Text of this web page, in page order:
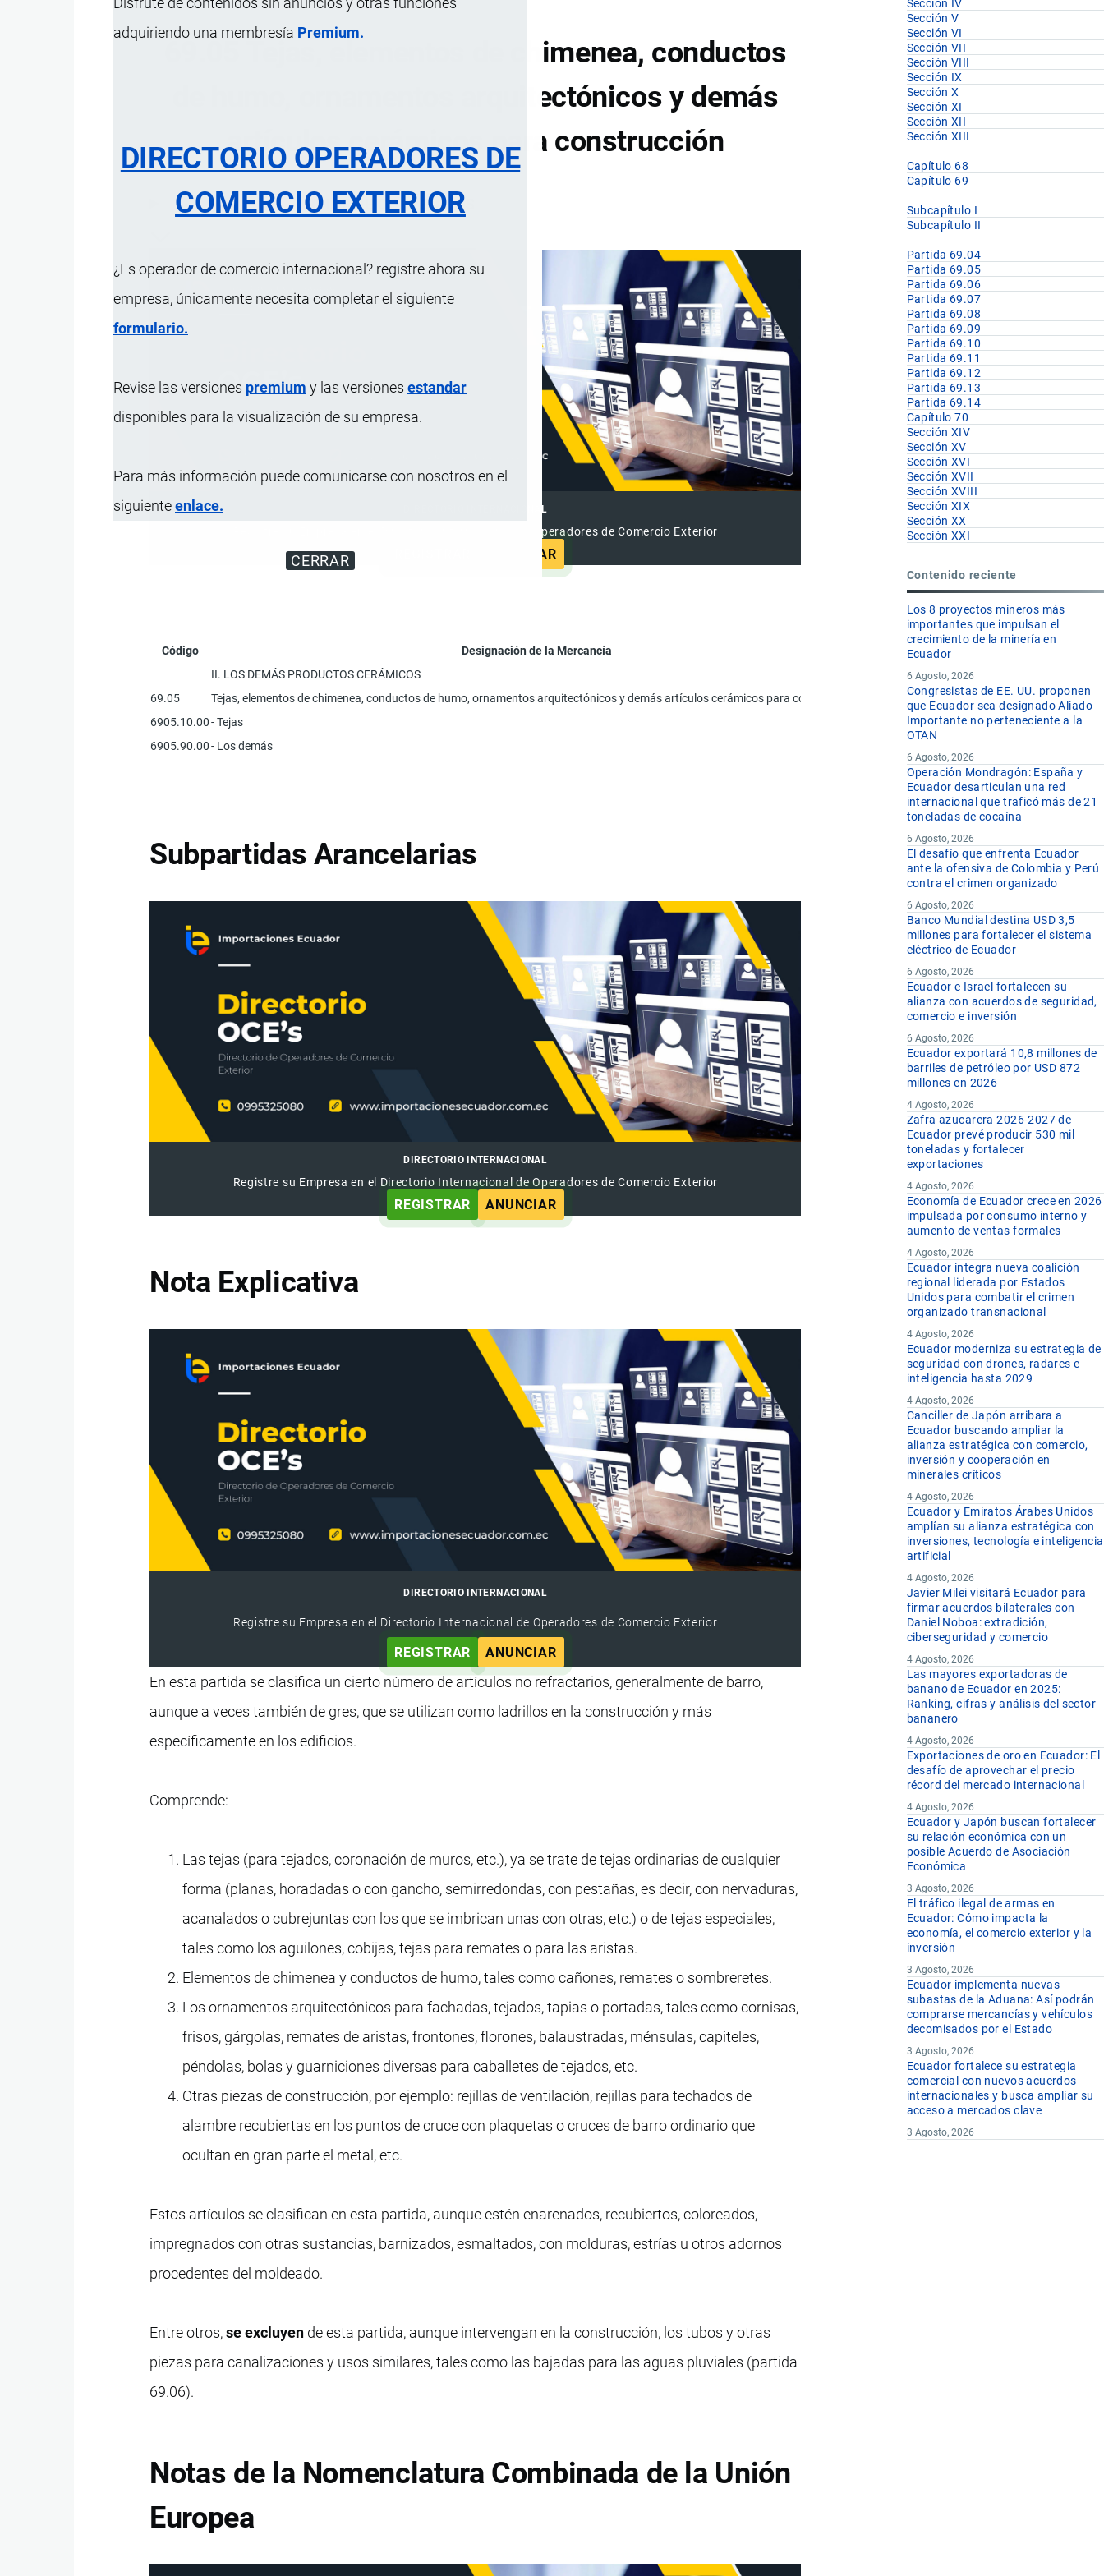
adquiriendo una membresía Premium.
DIRECTORIO OPERADORES DE
COMERCIO EXTERIOR
¿Es operador de comercio internacional? registre ahora su
empresa, únicamente necesita completar el siguiente
formulario.
Revise las versiones premium y las versiones estandar
disponibles para la visualización de su empresa.
Para más información puede comunicarse con nosotros en el
siguienteenlace.
CERRAR
69.05 Tejas, elementos de chimenea, conductos
de humo, ornamentos arquitectónicos y demás
artículos cerámicos para construcción
ÍNDICE DE CONTENIDOS
DIRECTORIO INTERNACIONAL
Registre su Empresa en el Directorio Internacional de Operadores de Comercio Exterior
ANUNCIAR
Código Designación de la Mercancía
II. LOS DEMÁS PRODUCTOS CERÁMICOS
69.05
Tejas, elementos de chimenea, conductos de humo, ornamentos arquitectónicos y demás artículos cerámicos para construcción.
6905.10.00- Tejas
6905.90.00- Los demás
Subpartidas Arancelarias
DIRECTORIO INTERNACIONAL
Registre su Empresa en el Directorio Internacional de Operadores de Comercio Exterior
REGISTRAR ANUNCIAR
Nota Explicativa
DIRECTORIO INTERNACIONAL
Registre su Empresa en el Directorio Internacional de Operadores de Comercio Exterior
REGISTRAR ANUNCIAR
En esta partida se clasifica un cierto número de artículos no refractarios, generalmente de barro,
aunque a veces también de gres, que se utilizan como ladrillos en la construcción y más
específicamente en los edificios.
Comprende:
Las tejas (para tejados, coronación de muros, etc.), ya se trate de tejas ordinarias de cualquier
forma (planas, horadadas o con gancho, semirredondas, con pestañas, es decir, con nervaduras,
acanalados o cubrejuntas con los que se imbrican unas con otras, etc.) o de tejas especiales,
tales como los aguilones, cobijas, tejas para remates o para las aristas.
Elementos de chimenea y conductos de humo, tales como cañones, remates o sombreretes.
Los ornamentos arquitectónicos para fachadas, tejados, tapias o portadas, tales como cornisas,
frisos, gárgolas, remates de aristas, frontones, florones, balaustradas, ménsulas, capiteles,
péndolas, bolas y guarniciones diversas para caballetes de tejados, etc.
Otras piezas de construcción, por ejemplo: rejillas de ventilación, rejillas para techados de
alambre recubiertas en los puntos de cruce con plaquetas o cruces de barro ordinario que
ocultan en gran parte el metal, etc.
Estos artículos se clasifican en esta partida, aunque estén enarenados, recubiertos, coloreados,
impregnados con otras sustancias, barnizados, esmaltados, con molduras, estrías u otros adornos
procedentes del moldeado.
Entre otros,se excluyen de esta partida, aunque intervengan en la construcción, los tubos y otras
piezas para canalizaciones y usos similares, tales como las bajadas para las aguas pluviales (partida
69.06).
Notas de la Nomenclatura Combinada de la Unión
Europea
Sección IV
Sección V
Sección VI
Sección VII
Sección VIII
Sección IX
Sección X
Sección XI
Sección XII
Sección XIII
Capítulo 68
Capítulo 69
Subcapítulo I
Subcapítulo II
Partida 69.04
Partida 69.05
Partida 69.06
Partida 69.07
Partida 69.08
Partida 69.09
Partida 69.10
Partida 69.11
Partida 69.12
Partida 69.13
Partida 69.14
Capítulo 70
Sección XIV
Sección XV
Sección XVI
Sección XVII
Sección XVIII
Sección XIX
Sección XX
Sección XXI
Contenido reciente
Los 8 proyectos mineros más
importantes que impulsan el
crecimiento de la minería en
Ecuador
6 Agosto, 2026
Congresistas de EE. UU. proponen
que Ecuador sea designado Aliado
Importante no perteneciente a la
OTAN
6 Agosto, 2026
Operación Mondragón: España y
Ecuador desarticulan una red
internacional que traficó más de 21
toneladas de cocaína
6 Agosto, 2026
El desafío que enfrenta Ecuador
ante la ofensiva de Colombia y Perú
contra el crimen organizado
6 Agosto, 2026
Banco Mundial destina USD 3,5
millones para fortalecer el sistema
eléctrico de Ecuador
6 Agosto, 2026
Ecuador e Israel fortalecen su
alianza con acuerdos de seguridad,
comercio e inversión
6 Agosto, 2026
Ecuador exportará 10,8 millones de
barriles de petróleo por USD 872
millones en 2026
4 Agosto, 2026
Zafra azucarera 2026-2027 de
Ecuador prevé producir 530 mil
toneladas y fortalecer
exportaciones
4 Agosto, 2026
Economía de Ecuador crece en 2026
impulsada por consumo interno y
aumento de ventas formales
4 Agosto, 2026
Ecuador integra nueva coalición
regional liderada por Estados
Unidos para combatir el crimen
organizado transnacional
4 Agosto, 2026
Ecuador moderniza su estrategia de
seguridad con drones, radares e
inteligencia hasta 2029
4 Agosto, 2026
Canciller de Japón arribara a
Ecuador buscando ampliar la
alianza estratégica con comercio,
inversión y cooperación en
minerales críticos
4 Agosto, 2026
Ecuador y Emiratos Árabes Unidos
amplían su alianza estratégica con
inversiones, tecnología e inteligencia
artificial
4 Agosto, 2026
Javier Milei visitará Ecuador para
firmar acuerdos bilaterales con
Daniel Noboa: extradición,
ciberseguridad y comercio
4 Agosto, 2026
Las mayores exportadoras de
banano de Ecuador en 2025:
Ranking, cifras y análisis del sector
bananero
4 Agosto, 2026
Exportaciones de oro en Ecuador: El
desafío de aprovechar el precio
récord del mercado internacional
4 Agosto, 2026
Ecuador y Japón buscan fortalecer
su relación económica con un
posible Acuerdo de Asociación
Económica
3 Agosto, 2026
El tráfico ilegal de armas en
Ecuador: Cómo impacta la
economía, el comercio exterior y la
inversión
3 Agosto, 2026
Ecuador implementa nuevas
subastas de la Aduana: Así podrán
comprarse mercancías y vehículos
decomisados por el Estado
3 Agosto, 2026
Ecuador fortalece su estrategia
comercial con nuevos acuerdos
internacionales y busca ampliar su
acceso a mercados clave
3 Agosto, 2026